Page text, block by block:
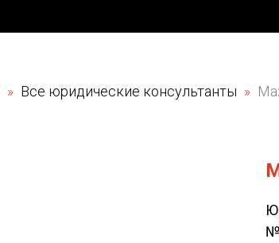
Все юридические консультанты
№